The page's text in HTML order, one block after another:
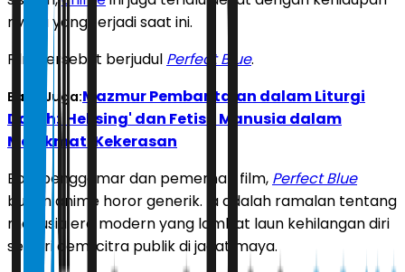
nyata yang terjadi saat ini.
Film tersebut berjudul Perfect Blue.
Baca Juga:Mazmur Pembantaian dalam Liturgi
Darah: 'Hellsing' dan Fetish Manusia dalam
Menikmati Kekerasan
Bagi penggemar dan pemerhati film, Perfect Blue
bukan anime horor generik. Ia adalah ramalan tentang
manusia era modern yang lambat laun kehilangan diri
sendiri demi citra publik di jagat maya.